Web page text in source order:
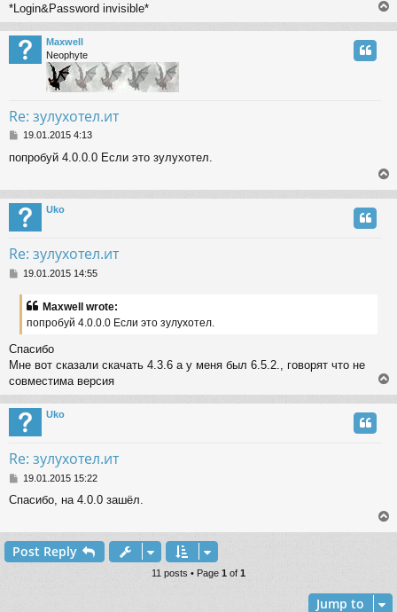
*Login&Password invisible*
o
p
Maxwell
Neophyte
Re: зулухотел.ит
P
s
19.01.2015 4:13
попробуй 4.0.0.0 Если это зулухотел.
o
p
Uko
Re: зулухотел.ит
P19.01.2015 14:55
Maxwell wrote:
попробуй 4.0.0.0 Если это зулухотел.
Спасибо
Мне вот сказали скачать 4.3.6 а у меня был 6.5.2., говорят что не
совместима версия
o
p
Uko
Re: зулухотел.ит
P
s
19.01.2015 15:22
Спасибо, на 4.0.0 зашёл.
o
Post Reply
11 posts • Page 1 of 1
Jump to